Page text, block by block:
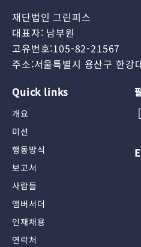
재단법인 그린피스
대표자: 남부원
고유번호:105-82-21567
주소:서울특별시 용산구 한강
Quick links
개요
미션
행동방식
보고서
사람들
앰버서더
인재채용
연락처